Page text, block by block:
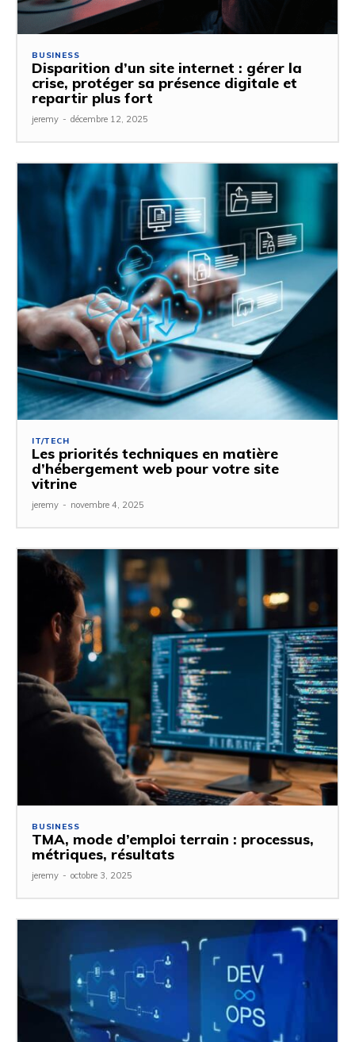
BUSINESS
Disparition d’un site internet : gérer la
crise, protéger sa présence digitale et
repartir plus fort
jeremy - décembre 12, 2025
IT/TECH
Les priorités techniques en matière
d’hébergement web pour votre site
vitrine
jeremy - novembre 4, 2025
BUSINESS
TMA, mode d’emploi terrain : processus,
métriques, résultats
jeremy - octobre 3, 2025